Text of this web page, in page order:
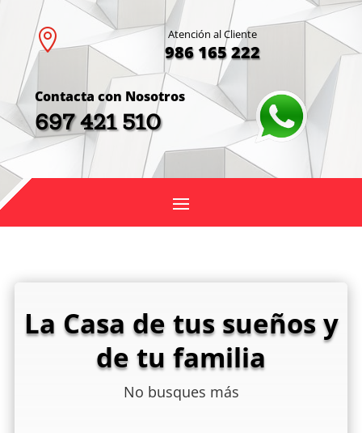
 Atención al Cliente
986 165 222
Contacta con Nosotros
697 421 510
La Casa de tus sueños y
de tu familia
No busques más